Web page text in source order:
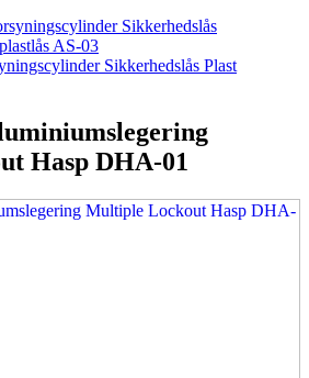
Sikkerhedslås Plast
Hasp DHA-01